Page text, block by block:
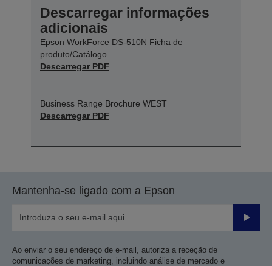
Descarregar informações
adicionais
Epson WorkForce DS-510N Ficha de
produto/Catálogo
Descarregar PDF
Business Range Brochure WEST
Descarregar PDF
Mantenha-se ligado com a Epson
Enviar
Ao enviar o seu endereço de e-mail, autoriza a receção de
comunicações de marketing, incluindo análise de mercado e